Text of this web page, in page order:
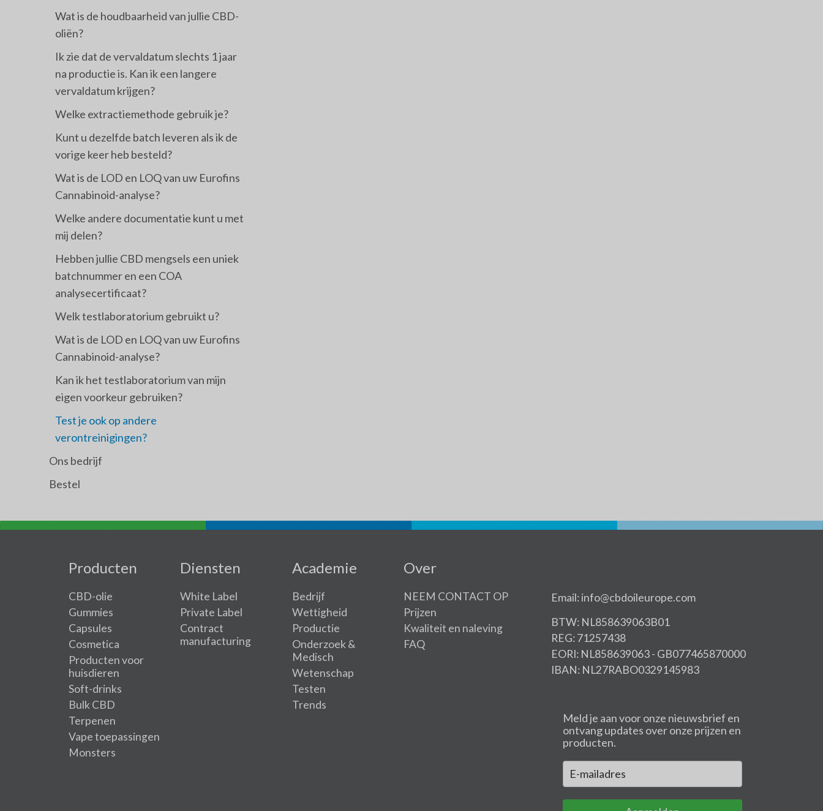
Wat is de houdbaarheid van jullie CBD-
oliën?
Ik zie dat de vervaldatum slechts 1 jaar
na productie is. Kan ik een langere
vervaldatum krijgen?
Welke extractiemethode gebruik je?
Kunt u dezelfde batch leveren als ik de
vorige keer heb besteld?
Wat is de LOD en LOQ van uw Eurofins
Cannabinoid-analyse?
Welke andere documentatie kunt u met
mij delen?
Hebben jullie CBD mengsels een uniek
batchnummer en een COA
analysecertificaat?
Welk testlaboratorium gebruikt u?
Wat is de LOD en LOQ van uw Eurofins
Cannabinoid-analyse?
Kan ik het testlaboratorium van mijn
eigen voorkeur gebruiken?
Test je ook op andere
verontreinigingen?
Ons bedrijf
Bestel
Producten
CBD-olie
Gummies
Capsules
Cosmetica
Producten voor
huisdieren
Soft-drinks
Bulk CBD
Terpenen
Vape toepassingen
Monsters
Diensten
White Label
Private Label
Contract
manufacturing
Academie
Bedrijf
Wettigheid
Productie
Onderzoek &
Medisch
Wetenschap
Testen
Trends
Over
NEEM CONTACT OP
Prijzen
Kwaliteit en naleving
FAQ
Email: info@cbdoileurope.com
BTW: NL858639063B01
REG: 71257438
EORI: NL858639063 - GB077465870000
IBAN: NL27RABO0329145983
Meld je aan voor onze nieuwsbrief en
ontvang updates over onze prijzen en
producten.